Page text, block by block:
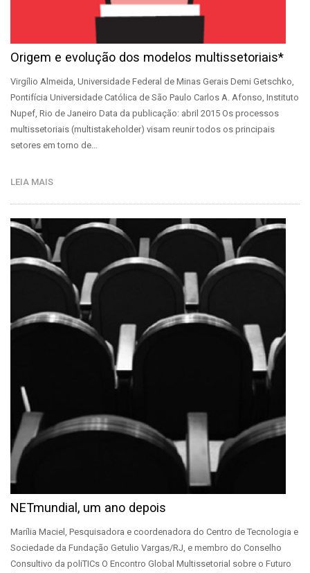
Origem e evolução dos modelos multissetoriais*
Virgílio Almeida, Universidade Federal de Minas Gerais Demi Getschko,
Pontifícia Universidade Católica de São Paulo Carlos A. Afonso, Instituto
Nupef, Rio de Janeiro Data da publicação: abril 2015 Os processos
multissetoriais (multistakeholder) visam reunir todos os principais
setores em torno de…
LEIA MAIS
NETmundial, um ano depois
Marília Maciel, Pesquisadora e coordenadora do Centro de Tecnologia e
Sociedade da Fundação Getulio Vargas/RJ, e membro do Conselho
Consultivo da poliTICs O Encontro Global Multissetorial sobre o Futuro